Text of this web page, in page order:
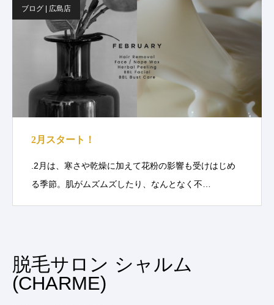
ブログ | 広島店
2月スタート！
.2月は、寒さや乾燥に加えて花粉の影響も受けはじめ
る季節。肌がムズムズしたり、なんとなく不…
脱毛サロン シャルム
(CHARME)